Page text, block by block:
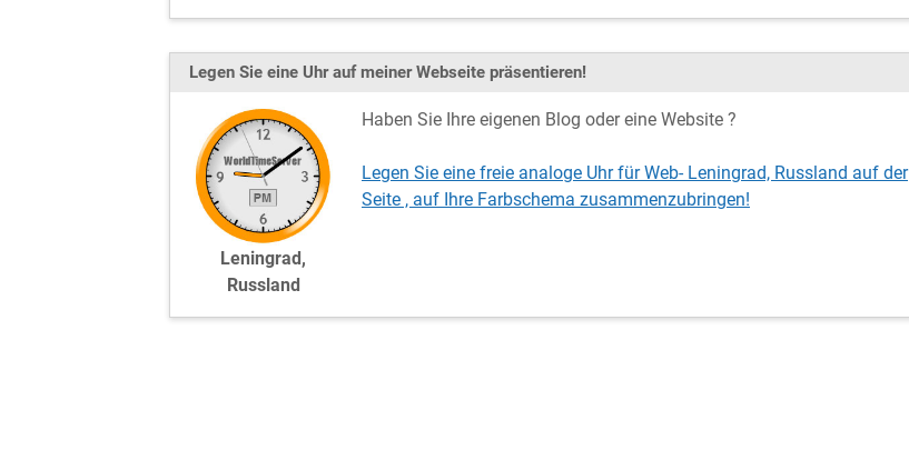
Legen Sie eine Uhr auf meiner Webseite präsentieren!
Leningrad,
Russland
Haben Sie Ihre eigenen Blog oder eine Website ?
Legen Sie eine freie analoge Uhr für Web- Leningrad, Russland auf der
Seite , auf Ihre Farbschema zusammenzubringen!